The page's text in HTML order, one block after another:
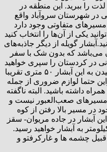
را ببرید. این منطقه در
شهرستان سروآباد واقع
متفاوتی وجود دارد
یکی از آن‌ها را انتخاب کنید
گویله از دیگر جاذبه‌های
می‌باشد که بدون شک با سفر
در کردستان را سپری خواهید
کرد. توجه داشته باشید که برای رسیدن به این آبشار ۵۰ متری تقریبا
حتما لوازم ضروری از جمله
داشته باشید. البته ناگفته
مسیرهای صعب‌العبور نیست و
در مسیر بالا رفتن از کوه
آبشار در جاده مریوان- سقز
شده است که پس از طی ۲۰ کیلومتر به آبشار خواهید رسید.
چشمه ها و غارکرفتو و